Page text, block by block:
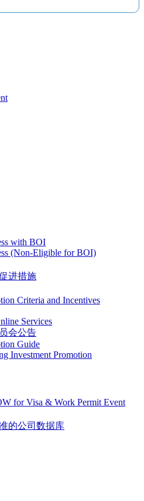
with BOI
(Non-Eligible for BOI)
进措施
Criteria and Incentives
Services
会公告
Guide
Investment Promotion
for Visa & Work Permit Event
的公司数据库